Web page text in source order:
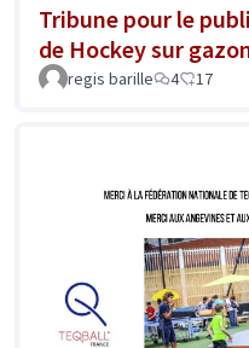
Tribune pour le
de Hockey sur
regis barille 4 17